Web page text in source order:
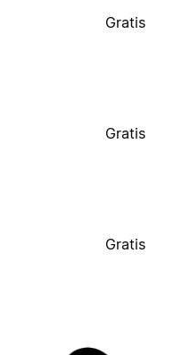
Gratis
Gratis
Gratis